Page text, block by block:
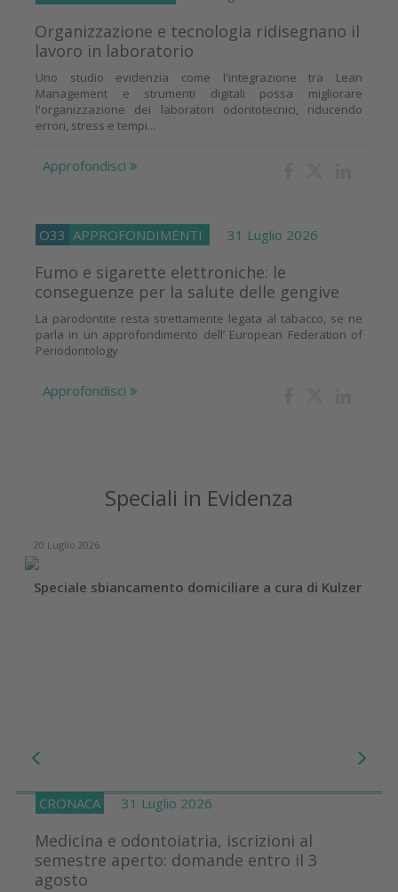
Organizzazione e tecnologia ridisegnano il
lavoro in laboratorio
Uno studio evidenzia come l'integrazione tra Lean
Management e strumenti digitali possa migliorare
l'organizzazione dei laboratori odontotecnici, riducendo
errori, stress e tempi...
Approfondisci
O33 APPROFONDIMENTI 31 Luglio 2026
Fumo e sigarette elettroniche: le
conseguenze per la salute delle gengive
La parodontite resta strettamente legata al tabacco, se ne
parla in un approfondimento dell’ European Federation of
Periodontology
Approfondisci
Speciali in Evidenza
20 Luglio 2026
Speciale sbiancamento domiciliare a cura di Kulzer
CRONACA 31 Luglio 2026
Medicina e odontoiatria, iscrizioni al
semestre aperto: domande entro il 3
agosto